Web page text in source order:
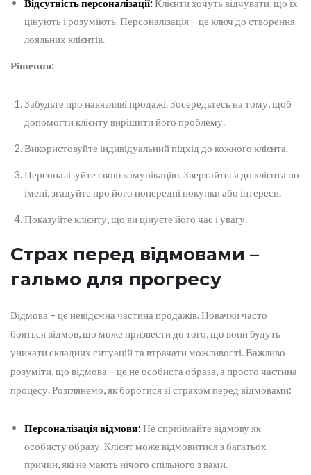
Відсутність персоналізації: Клієнти хочуть відчувати, що їх
цінують і розуміють. Персоналізація – це ключ до створення
лояльних клієнтів.
Рішення:
Забудьте про навязливі продажі. Зосередьтесь на тому, щоб
допомогти клієнту вирішити його проблему.
Використовуйте індивідуальний підхід до кожного клієнта.
Персоналізуйте свою комунікацію. Звертайтеся до клієнта по
імені, згадуйте про його попередні покупки або інтереси.
Показуйте клієнту, що ви цінуєте його час і увагу.
Страх перед відмовами –
гальмо для прогресу
Відмова – це невідємна частина продажів. Новачки часто
бояться відмов, що може призвести до того, що вони будуть
уникати складних ситуацій та втрачати можливості. Важливо
розуміти, що відмова – це не особиста образа, а просто частина
процесу. Розглянемо, як боротися зі страхом перед відмовами:
Персоналізація відмови: Не сприймайте відмову як
особисту образу. Клієнт може відмовитися з багатьох
причин, які не мають нічого спільного з вами.